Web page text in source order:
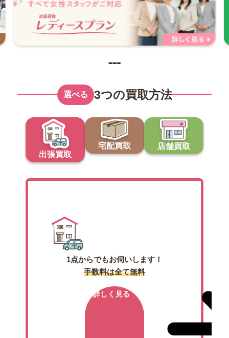
選べる 3つの買取方法
出張買取
宅配買取 店舗買取
1点からでもお伺いします！
手数料は全て無料
詳しく見る